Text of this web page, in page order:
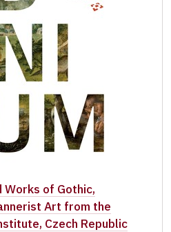
Works of Gothic,
Art from the
Czech Republic